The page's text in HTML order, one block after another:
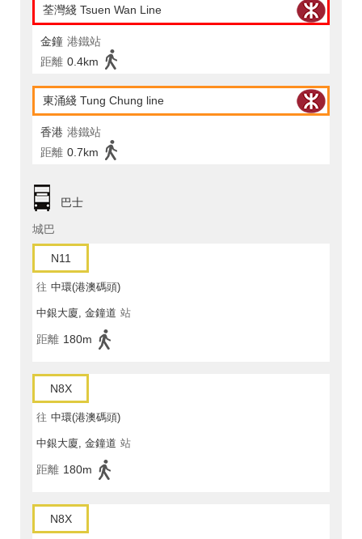
荃灣綫 Tsuen Wan Line
金鐘 港鐵站
距離 0.4km
東涌綫 Tung Chung line
香港 港鐵站
距離 0.7km
巴士
城巴
N11
往 中環(港澳碼頭)
中銀大廈, 金鐘道 站
距離 180m
N8X
往 中環(港澳碼頭)
中銀大廈, 金鐘道 站
距離 180m
N8X